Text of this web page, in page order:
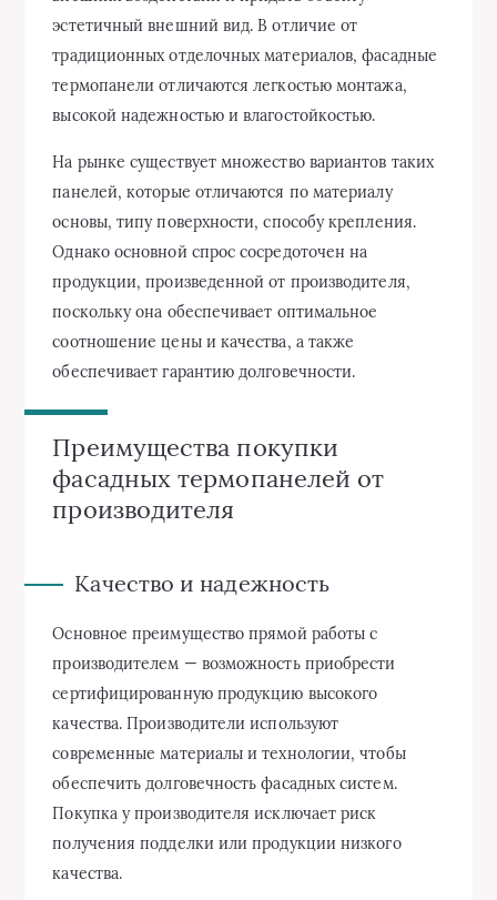
эстетичный внешний вид. В отличие от
традиционных отделочных материалов, фасадные
термопанели отличаются легкостью монтажа,
высокой надежностью и влагостойкостью.
На рынке существует множество вариантов таких
панелей, которые отличаются по материалу
основы, типу поверхности, способу крепления.
Однако основной спрос сосредоточен на
продукции, произведенной от производителя,
поскольку она обеспечивает оптимальное
соотношение цены и качества, а также
обеспечивает гарантию долговечности.
Преимущества покупки
фасадных термопанелей от
производителя
Качество и надежность
Основное преимущество прямой работы с
производителем — возможность приобрести
сертифицированную продукцию высокого
качества. Производители используют
современные материалы и технологии, чтобы
обеспечить долговечность фасадных систем.
Покупка у производителя исключает риск
получения подделки или продукции низкого
качества.